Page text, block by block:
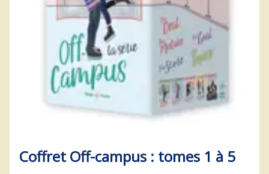
Coffret Off-campus : tomes 1 à 5